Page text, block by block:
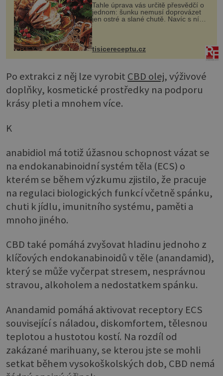
Tahle úprava vás určitě přesvědčí o
jednom: šunku nemusí doprovázet
jen ostré a slané chutě. Navíc s ní
nakrmíte poměrně hodně hladových
krků. Ingredience sádlo 3 kg šunky
vcelku 3 stroužky česneku hl...
tisicereceptu.cz
Po extrakci z něj lze vyrobit CBD olej, výživové
doplňky, kosmetické prostředky na podporu
krásy pleti a mnohem více.
K
anabidiol má totiž úžasnou schopnost vázat se
na endokanabinoidní systém těla (ECS) o
kterém se během výzkumu zjistilo, že pracuje
na regulaci biologických funkcí včetně spánku,
chuti k jídlu, imunitního systému, paměti a
mnoho jiného.
CBD také pomáhá zvyšovat hladinu jednoho z
klíčových endokanabinoidů v těle (anandamid),
který se může vyčerpat stresem, nesprávnou
stravou, alkoholem a nedostatkem spánku.
Anandamid pomáhá aktivovat receptory ECS
související s náladou, diskomfortem, tělesnou
teplotou a hustotou kostí. Na rozdíl od
zakázané marihuany, se kterou jste se mohli
setkat během vysokoškolských dob, CBD nemá